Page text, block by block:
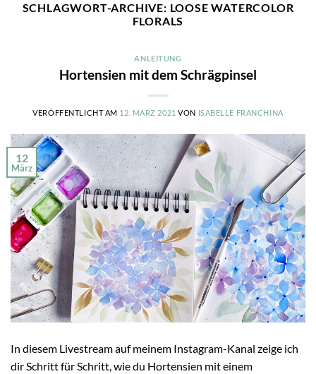
SCHLAGWORT-ARCHIVE: LOOSE WATERCOLOR
FLORALS
ANLEITUNG
Hortensien mit dem Schrägpinsel
VERÖFFENTLICHT AM 12. MÄRZ 2021 VON ISABELLE FRANCHINA
12
März
In diesem Livestream auf meinem Instagram-Kanal zeige ich
dir Schritt für Schritt, wie du Hortensien mit einem